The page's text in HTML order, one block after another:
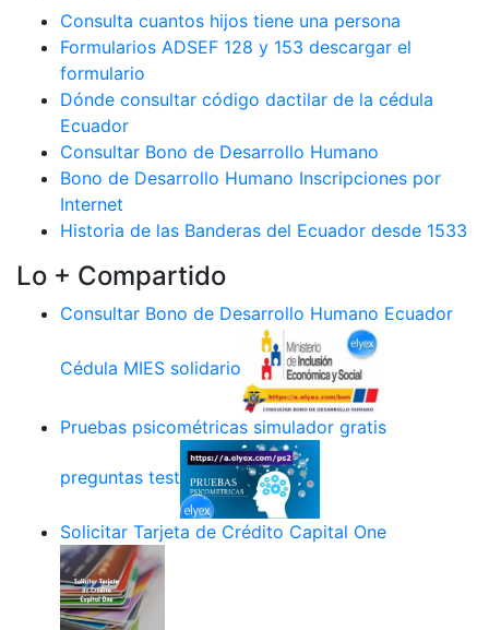
Consulta cuantos hijos tiene una persona
Formularios ADSEF 128 y 153 descargar el
formulario
Dónde consultar código dactilar de la cédula
Ecuador
Consultar Bono de Desarrollo Humano
Bono de Desarrollo Humano Inscripciones por
Internet
Historia de las Banderas del Ecuador desde 1533
Lo + Compartido
Consultar Bono de Desarrollo Humano Ecuador
Cédula MIES solidario
Pruebas psicométricas simulador gratis
preguntas test
Solicitar Tarjeta de Crédito Capital One